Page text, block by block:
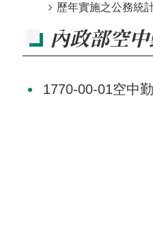
歷年實施之公務統
內政部空
1770-00-01空中